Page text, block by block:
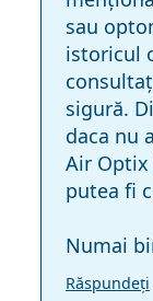
sau
istoricul
sigură.
daca nu
Air Optix
putea fi
Numai
Răspundeți